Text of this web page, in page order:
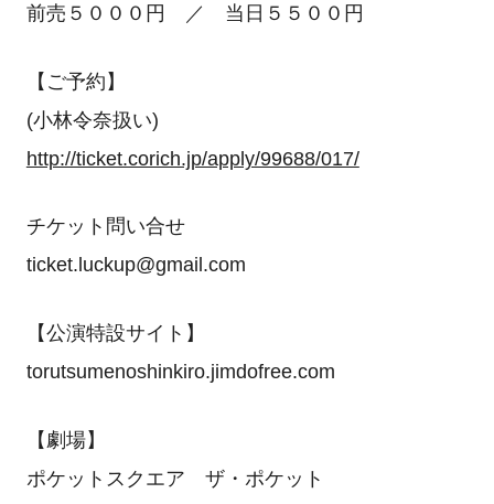
前売５０００円 ／ 当日５５００円
【ご予約】
(小林令奈扱い)
http://ticket.corich.jp/apply/99688/017/
チケット問い合せ
ticket.luckup@gmail.com
【公演特設サイト】
torutsumenoshinkiro.jimdofree.com
【劇場】
ポケットスクエア ザ・ポケット